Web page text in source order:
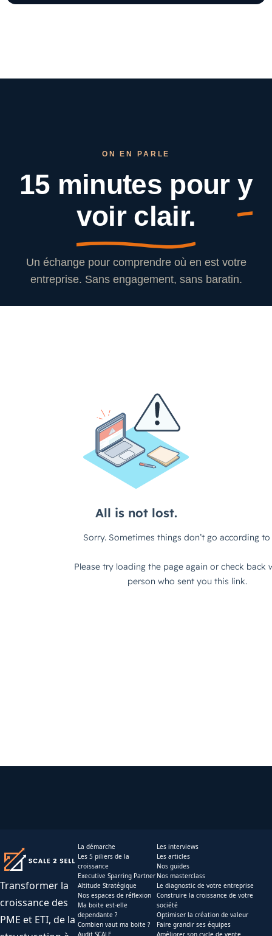
ON EN PARLE
15 minutes pour y
voir clair.
Un échange pour comprendre où en est votre
entreprise. Sans engagement, sans baratin.
Transformer la
croissance des
PME et ETI, de la
La démarche
Les 5 piliers de la
croissance
Executive Sparring Partner
Altitude Stratégique
Nos espaces de réflexion
Ma boite est-elle
dependante ?
Combien vaut ma boite ?
Les interviews
Les articles
Nos guides
Nos masterclass
Le diagnostic de votre entreprise
Construire la croissance de votre
société
Optimiser la création de valeur
Faire grandir ses équipes